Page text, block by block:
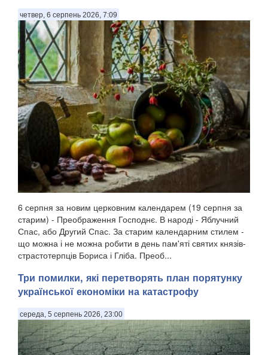
четвер, 6 серпень 2026, 7:09
6 серпня за новим церковним календарем (19 серпня за
старим) - Преображення Господнє. В народі - Яблучний
Спас, або Другий Спас. За старим календарним стилем -
що можна і не можна робити в день пам'яті святих князів-
страстотерпців Бориса і Гліба. Преоб...
Три помилки, які перетворять план порятунку
української економіки на катастрофу
середа, 5 серпень 2026, 23:00